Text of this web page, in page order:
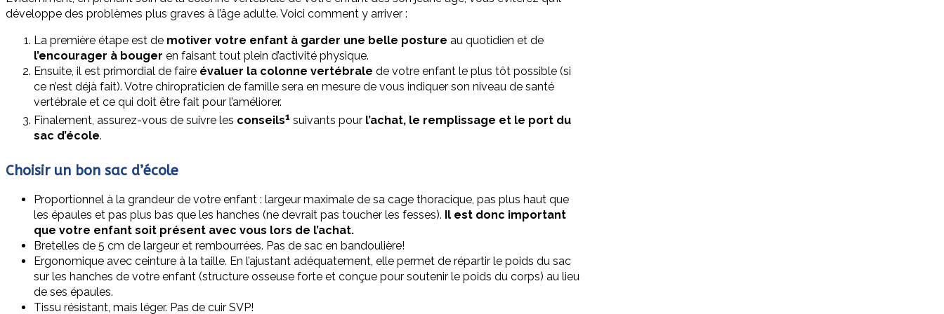
développe des problèmes plus graves à l’âge adulte. Voici comment y arriver :
La première étape est de motiver votre enfant à garder une belle posture au quotidien et de
l’encourager à bouger en faisant tout plein d’activité physique.
Ensuite, il est primordial de faire évaluer la colonne vertébrale de votre enfant le plus tôt possible (si
ce n’est déjà fait). Votre chiropraticien de famille sera en mesure de vous indiquer son niveau de santé
vertébrale et ce qui doit être fait pour l’améliorer.
Finalement, assurez-vous de suivre les conseils1 suivants pour l’achat, le remplissage et le port du
sac d’école.
Choisir un bon sac d’école
Proportionnel à la grandeur de votre enfant : largeur maximale de sa cage thoracique, pas plus haut que
les épaules et pas plus bas que les hanches (ne devrait pas toucher les fesses). Il est donc important
que votre enfant soit présent avec vous lors de l’achat.
Bretelles de 5 cm de largeur et rembourrées. Pas de sac en bandoulière!
Ergonomique avec ceinture à la taille. En l’ajustant adéquatement, elle permet de répartir le poids du sac
sur les hanches de votre enfant (structure osseuse forte et conçue pour soutenir le poids du corps) au lieu
de ses épaules.
Tissu résistant, mais léger. Pas de cuir SVP!